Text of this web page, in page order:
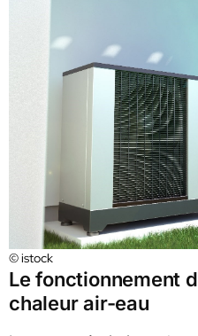
© istock
Le fonctionnement
chaleur air-eau